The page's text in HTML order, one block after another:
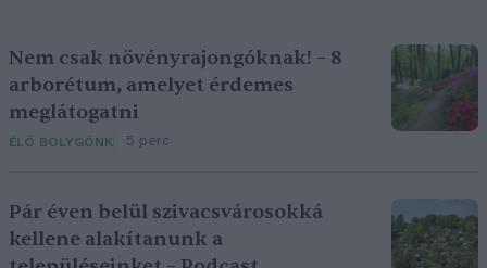
Nem csak növényrajongóknak! – 8
arborétum, amelyet érdemes
meglátogatni
ÉLŐ BOLYGÓNK 5 perc
Pár éven belül szivacsvárosokká
kellene alakítanunk a